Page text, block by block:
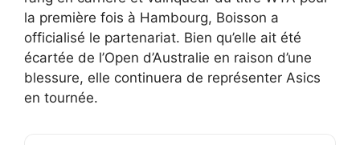
la première fois à Hambourg, Boisson a
officialisé le partenariat. Bien qu’elle ait été
écartée de l’Open d’Australie en raison d’une
blessure, elle continuera de représenter Asics
en tournée.